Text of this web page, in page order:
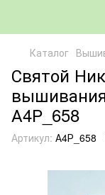
Каталог
Святой
А4Р_658
Артикул: А4Р_658